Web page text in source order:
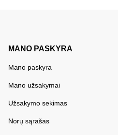
MANO PASKYRA
Mano paskyra
Mano užsakymai
Užsakymo sekimas
Norų sąrašas